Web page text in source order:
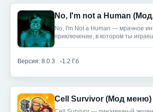
No, I'm not a Human
No, I'm Not a Human — мрачное
приключение, в котором ты
Версия: 8.0.3 1.2 Гб
Cell Survivor (Мод меню)